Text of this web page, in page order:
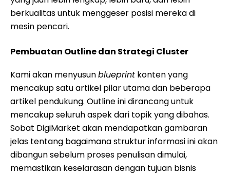
berkualitas untuk menggeser posisi mereka di
mesin pencari.
Pembuatan Outline dan Strategi Cluster
Kami akan menyusunblueprint konten yang
mencakup satu artikel pilar utama dan beberapa
artikel pendukung. Outline ini dirancang untuk
mencakup seluruh aspek dari topik yang dibahas.
Sobat DigiMarket akan mendapatkan gambaran
jelas tentang bagaimana struktur informasi ini akan
dibangun sebelum proses penulisan dimulai,
memastikan keselarasan dengan tujuan bisnis